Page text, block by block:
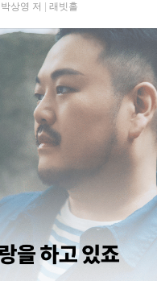
박상영 저 래빗홀